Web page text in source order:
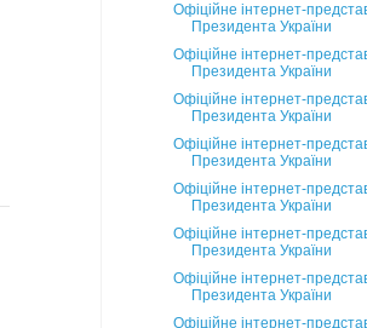
Офіційне інтернет-
Президента України
Офіційне інтернет-
Президента України
Офіційне інтернет-
Президента України
Офіційне інтернет-
Президента України
Офіційне інтернет-
Президента України
Офіційне інтернет-
Президента України
Офіційне інтернет-
Президента України
Офіційне інтернет-